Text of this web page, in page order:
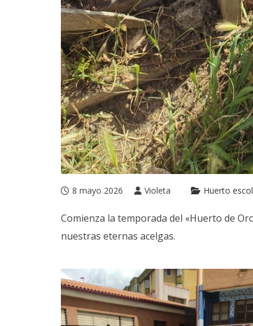
8 mayo 2026 Violeta Huerto
Comienza la temporada del «Huerto de
nuestras eternas acelgas.